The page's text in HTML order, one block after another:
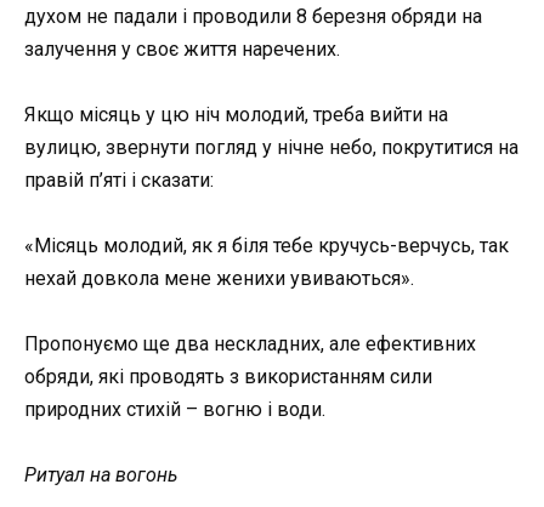
духом не падали і проводили 8 березня обряди на
залучення у своє життя наречених.
Якщо місяць у цю ніч молодий, треба вийти на
вулицю, звернути погляд у нічне небо, покрутитися на
правій п’яті і сказати:
«Місяць молодий, як я біля тебе кручусь-верчусь, так
нехай довкола мене женихи увиваються».
Пропонуємо ще два нескладних, але ефективних
обряди, які проводять з використанням сили
природних стихій – вогню і води.
Ритуал на вогонь